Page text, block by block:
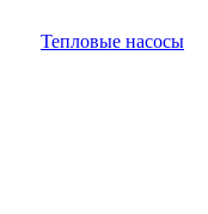
Тепловые насосы